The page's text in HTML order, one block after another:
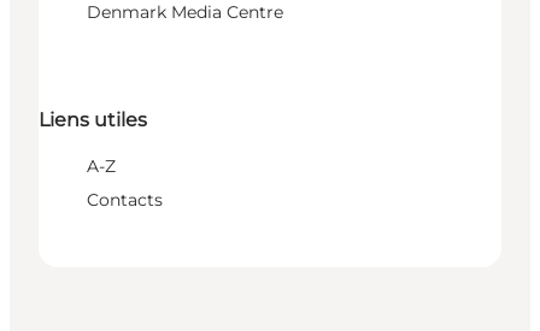
Denmark Media Centre
Liens utiles
A-Z
Contacts